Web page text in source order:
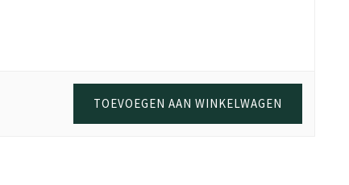
TOEVOEGEN AAN WINKELWAGEN